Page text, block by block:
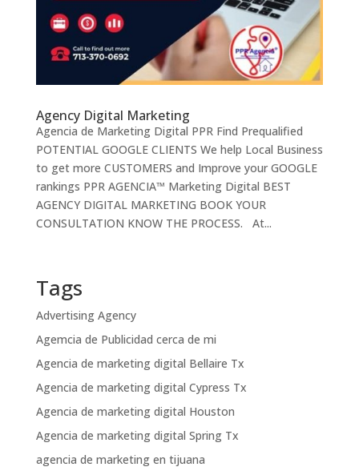
Agency Digital Marketing
Agencia de Marketing Digital PPR Find Prequalified
POTENTIAL GOOGLE CLIENTS We help Local Business
to get more CUSTOMERS and Improve your GOOGLE
rankings PPR AGENCIA™ Marketing Digital BEST
AGENCY DIGITAL MARKETING BOOK YOUR
CONSULTATION KNOW THE PROCESS. At...
Tags
Advertising Agency
Agemcia de Publicidad cerca de mi
Agencia de marketing digital Bellaire Tx
Agencia de marketing digital Cypress Tx
Agencia de marketing digital Houston
Agencia de marketing digital Spring Tx
agencia de marketing en tijuana